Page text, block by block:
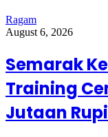
Ragam
August 6, 2026
Semarak
Training
Jutaan